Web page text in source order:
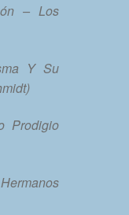
– Los
Y Su
Prodigio